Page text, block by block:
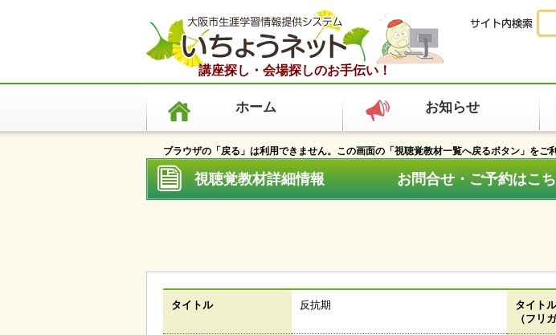
講座探し・会場探しのお手伝い！
ホーム お知らせ
ブラウザの「戻る」は利用できません。この画面の「視聴覚教材一覧へ戻るボタン」をご利
視聴覚教材詳細情報 お問合せ・ご予約はこち
タイトル 反抗期
タイトル
（フリ